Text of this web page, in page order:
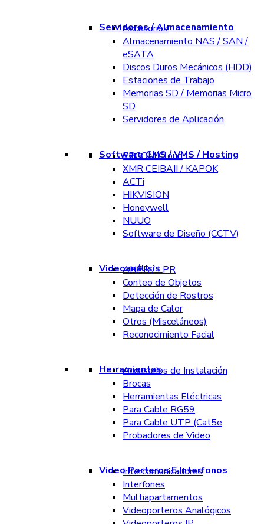
Servidores / Almacenamiento
Accesorios
Almacenamiento NAS / SAN /
eSATA
Discos Duros Mecánicos (HDD)
Estaciones de Trabajo
Memorias SD / Memorias Micro
SD
Servidores de Aplicación
Software CMS / VMS / Hosting
EPCOM Cloud
XMR CEIBAII / KAPOK
ACTi
HIKVISION
Honeywell
NUUO
Software de Diseño (CCTV)
Videoanálisis
ANPR / LPR
Conteo de Objetos
Detección de Rostros
Mapa de Calor
Otros (Misceláneos)
Reconocimiento Facial
Herramientas
Accesorios de Instalación
Brocas
Herramientas Eléctricas
Para Cable RG59
Para Cable UTP (Cat5e
Probadores de Video
Video Porteros E Interfonos
Intercomunicadores
Interfones
Multiapartamentos
Videoporteros Analógicos